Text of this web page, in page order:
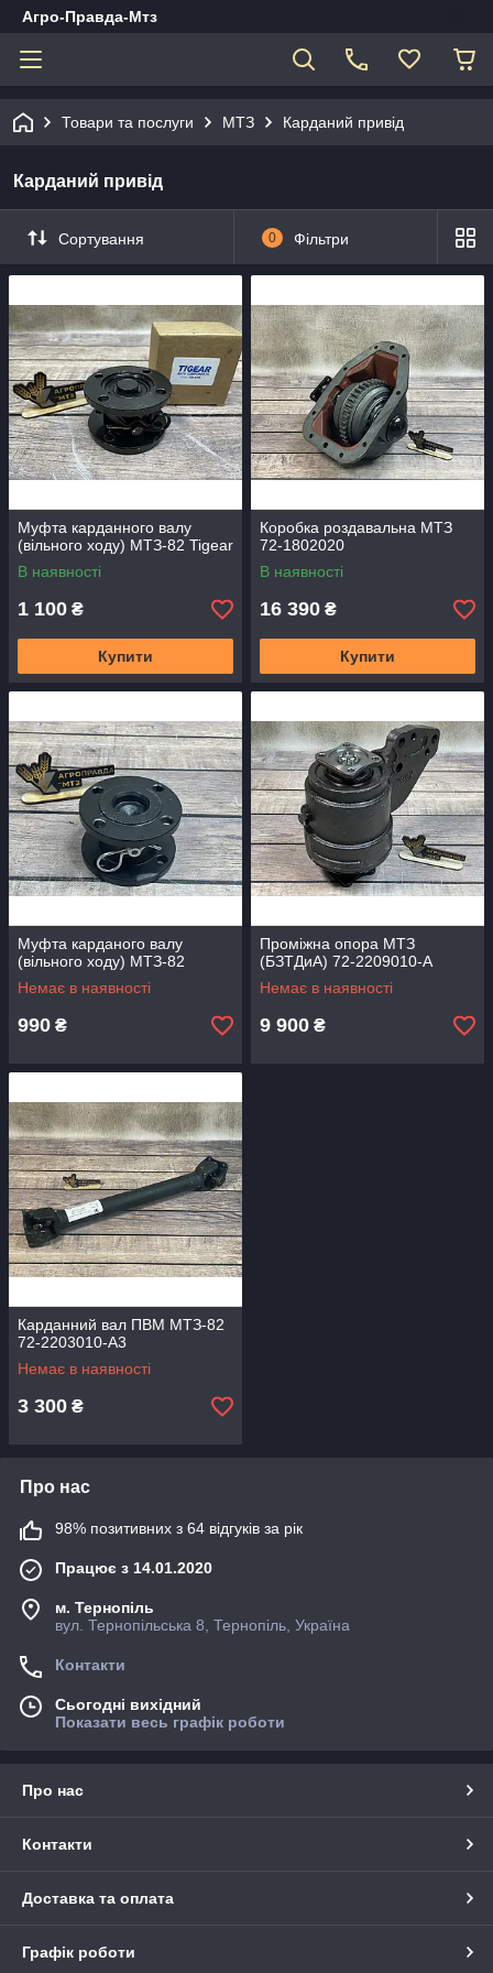
Агро-Правда-Мтз
Товари та послуги МТЗ Карданий привід
Карданий привід
Сортування 0 Фільтри
Муфта карданного валу
(вільного ходу) МТЗ-82 Tigear
В наявності
1 100 ₴
Купити
Коробка роздавальна МТЗ
72-1802020
В наявності
16 390 ₴
Купити
Муфта карданого валу
(вільного ходу) МТЗ-82
Немає в наявності
990 ₴
Проміжна опора МТЗ
(БЗТДиА) 72-2209010-А
Немає в наявності
9 900 ₴
Карданний вал ПВМ МТЗ-82
72-2203010-А3
Немає в наявності
3 300 ₴
Про нас
98% позитивних з 64 відгуків за рік
Працює з 14.01.2020
м. Тернопіль
вул. Тернопільська 8, Тернопіль, Україна
Контакти
Сьогодні вихідний
Показати весь графік роботи
Про нас
Контакти
Доставка та оплата
Графік роботи